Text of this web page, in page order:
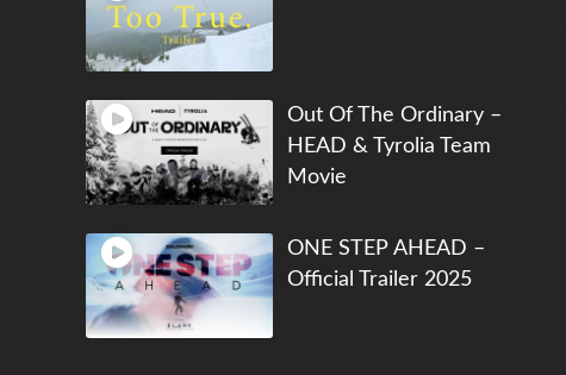
Out Of The Ordinary –
HEAD & Tyrolia Team
Movie
ONE STEP AHEAD –
Official Trailer 2025